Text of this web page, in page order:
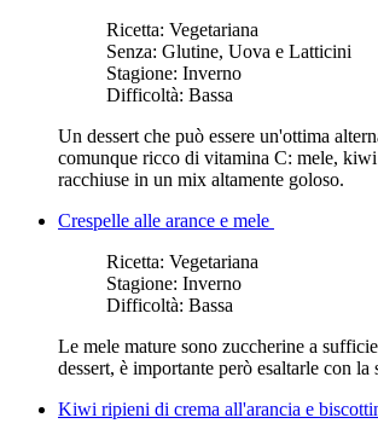
Ricetta: Vegetariana
Senza: Glutine, Uova e Latticini
Stagione: Inverno
Difficoltà: Bassa
Un dessert che può essere un'ottima
comunque ricco di vitamina C: mele, kiwi
racchiuse in un mix altamente goloso.
Crespelle alle arance e mele
Ricetta: Vegetariana
Stagione: Inverno
Difficoltà: Bassa
Le mele mature sono zuccherine a
dessert, è importante però esaltarle con la
Kiwi ripieni di crema all'arancia e